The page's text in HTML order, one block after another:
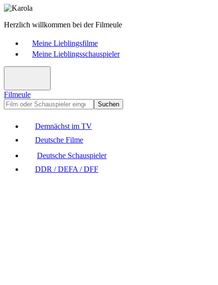
Herzlich willkommen bei der Filmeule
Meine Lieblingsfilme
Meine Lieblingsschauspieler
Filmeule
Suchen
Demnächst im TV
Deutsche Filme
Deutsche Schauspieler
DDR / DEFA / DFF